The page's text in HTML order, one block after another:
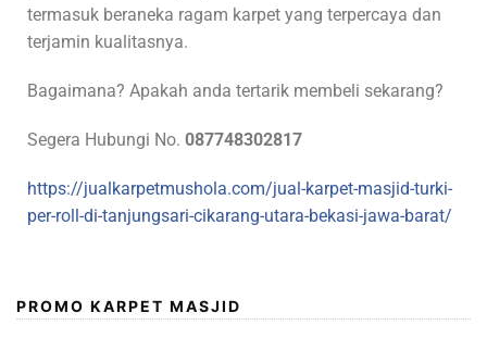
termasuk beraneka ragam karpet yang terpercaya dan
terjamin kualitasnya.
Bagaimana? Apakah anda tertarik membeli sekarang?
Segera Hubungi No. 087748302817
https://jualkarpetmushola.com/jual-karpet-masjid-turki-
per-roll-di-tanjungsari-cikarang-utara-bekasi-jawa-barat/
PROMO KARPET MASJID